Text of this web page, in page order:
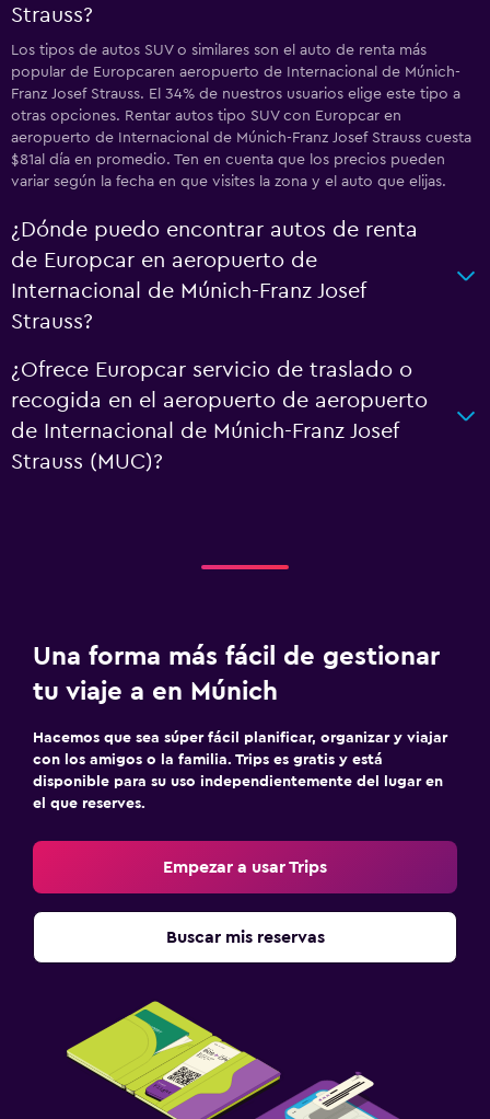
Strauss?
Los tipos de autos SUV o similares son el auto de renta más
popular de Europcaren aeropuerto de Internacional de Múnich-
Franz Josef Strauss. El 34% de nuestros usuarios elige este tipo a
otras opciones. Rentar autos tipo SUV con Europcar en
aeropuerto de Internacional de Múnich-Franz Josef Strauss cuesta
$81al día en promedio. Ten en cuenta que los precios pueden
variar según la fecha en que visites la zona y el auto que elijas.
¿Dónde puedo encontrar autos de renta
de Europcar en aeropuerto de
Internacional de Múnich-Franz Josef
Strauss?
¿Ofrece Europcar servicio de traslado o
recogida en el aeropuerto de aeropuerto
de Internacional de Múnich-Franz Josef
Strauss (MUC)?
Una forma más fácil de gestionar
tu viaje a en Múnich
Hacemos que sea súper fácil planificar, organizar y viajar
con los amigos o la familia. Trips es gratis y está
disponible para su uso independientemente del lugar en
el que reserves.
Empezar a usar Trips
Buscar mis reservas